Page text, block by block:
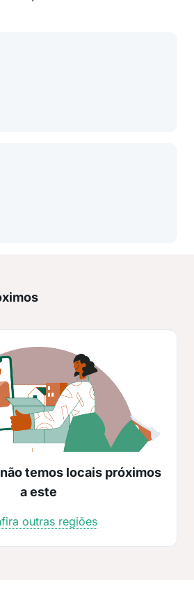
temos locais próximos
a este
outras regiões